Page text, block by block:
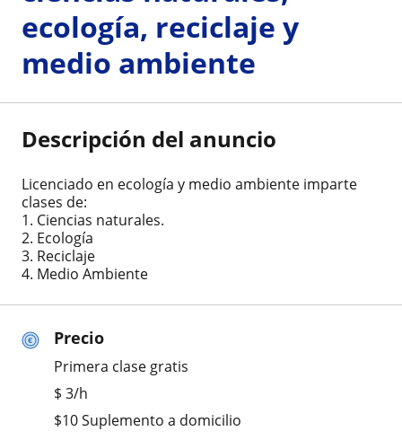
Precio
Primera clase gratis
$ 3/h
$10 Suplemento a domicilio
ecología, reciclaje y
medio ambiente
Descripción del anuncio
Licenciado en ecología y medio ambiente imparte
clases de:
1. Ciencias naturales.
2. Ecología
3. Reciclaje
4. Medio Ambiente